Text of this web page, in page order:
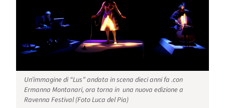
Un’immagine di “Lus” andata in scena dieci anni fa .con
Ermanna Montanari, ora torna in una nuova edizione a
Ravenna Festival (Foto Luca del Pia)